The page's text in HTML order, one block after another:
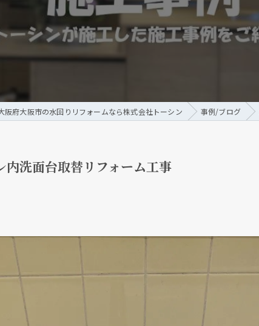
阪府大阪市の水回りリフォームなら株式会社トーシン 事例/ブログ
洗面台取替リフォーム工事